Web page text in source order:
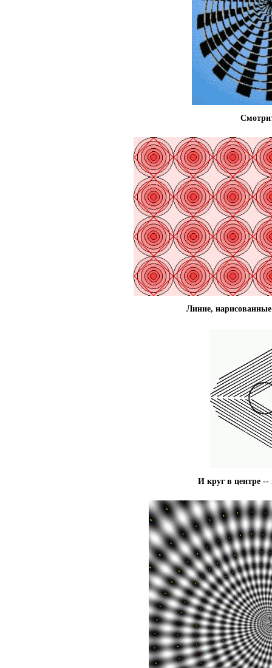
Линие,
И круг в центре --